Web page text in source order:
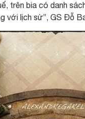
trên bia có danh
với lịch sử”, GS Đỗ